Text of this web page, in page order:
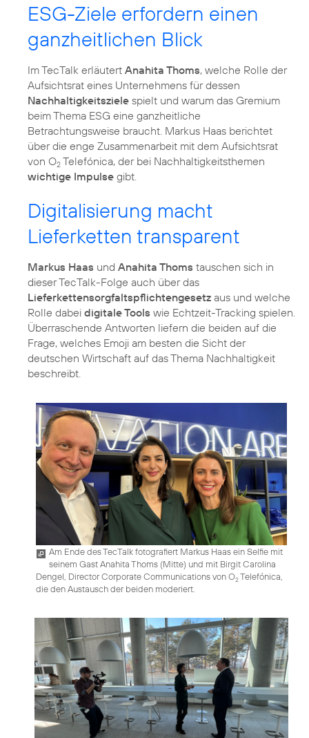
ESG-Ziele erfordern einen
ganzheitlichen Blick
Im TecTalk erläutert Anahita Thoms, welche Rolle der
Aufsichtsrat eines Unternehmens für dessen
Nachhaltigkeitsziele spielt und warum das Gremium
beimThema ESG eine ganzheitliche
Betrachtungsweise braucht. Markus Haas berichtet
über die enge Zusammenarbeit mit dem Aufsichtsrat
von O2 Telefónica, der bei Nachhaltigkeitsthemen
wichtige Impulse
Digitalisierung macht
Lieferketten transparent
Markus Haas und Anahita Thoms tauschen sich in
dieser TecTalk-Folge auch über das
Lieferkettensorgfaltspflichtengesetz aus und welche
Rolle dabei digitale Tools wie Echtzeit-Tracking spielen.
Überraschende Antworten liefern die beiden auf die
Frage, welches Emoji am besten die Sicht der
deutschen Wirtschaft auf das Thema Nachhaltigkeit
beschreibt.
Am Ende des TecTalk fotografiert Markus Haas ein Selfie mit
seinem Gast Anahita Thoms (Mitte) und mit Birgit Carolina
Dengel, Director Corporate Communications von O2Telefónica,
die den Austausch der beiden moderiert.